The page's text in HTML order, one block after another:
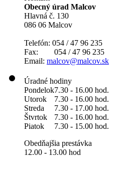
Obecný úrad Malcov
Hlavná č. 130
086 06 Malcov
Telefón: 054 / 47 96 235
Fax: 054 / 47 96 235
Email: malcov@malcov.sk
Úradné hodiny
Pondelok7.30 - 16.00 hod.
Utorok
7.30 - 16.00 hod.
Streda
7.30 - 17.00 hod.
Štvrtok
7.30 - 16.00 hod.
Piatok
7.30 - 15.00 hod.
Obedňajšia prestávka
12.00 - 13.00 hod